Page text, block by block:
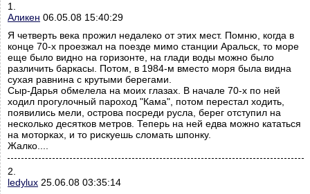
1.
Аликен 06.05.08 15:40:29
Я четверть века прожил недалеко от этих мест. Помню, когда в
конце 70-х проезжал на поезде мимо станции Аральск, то море
еще было видно на горизонте, на глади воды можно было
различить баркасы. Потом, в 1984-м вместо моря была видна
сухая равнина с крутыми берегами.
Сыр-Дарья обмелела на моих глазах. В начале 70-х по ней
ходил прогулочный пароход "Кама", потом перестал ходить,
появились мели, острова посреди русла, берег отступил на
несколько десятков метров. Теперь на ней едва можно кататься
на моторках, и то рискуешь сломать шпонку.
Жалко....
2.
ledylux 25.06.08 03:35:14